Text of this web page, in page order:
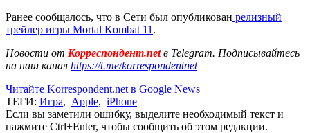
Ранее сообщалось, что в Сети был опубликован релизный
трейлер игры Mortal Kombat 11 .
Новости от Корреспондент.netв Telegram. Подписывайтесь
на наш канал https://t.me/korrespondentnet
Читайте Korrespondent.net в Google News
ТЕГИ: Игра, Apple, iPhone
Если вы заметили ошибку, выделите необходимый текст и
нажмите Ctrl+Enter, чтобы сообщить об этом редакции.